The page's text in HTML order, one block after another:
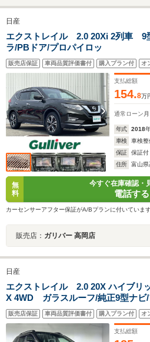
日産
エクストレイル 2.0 20Xi 2列車 9
ラ/PBドア/プロパイロッ
販売店保証 車両品質評価書付 購入プラン付 オ
支払総額
154.8万
通常ローン
年式 2018
車検
車検整
保証
保証付
住所
富山県
無
料
今すぐ在庫確認・
電話する
カーセンサーアフター保証がA/Bプランに付いていま
販売店： ガリバー 高岡店
日産
エクストレイル 2.0 20X ハイブリ
X 4WD ガラスルーフ/純正9型ナビ/
メラ/エマージェンシーブレーキ/純
ETC/パワーバックドア/カプロンシ
席/ドアバイザー/LEDヘッドライト/
販売店保証 車両品質評価書付 購入プラン付 オ
支払総額